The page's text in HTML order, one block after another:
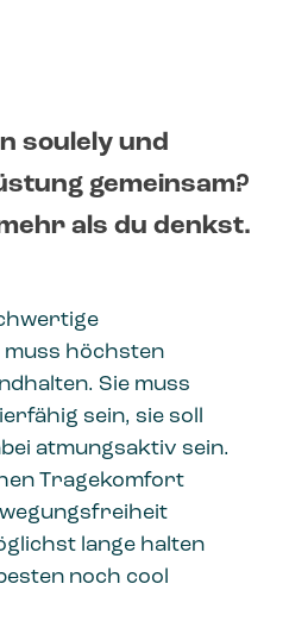
soulely und
gemeinsam?
als du denkst.
höchsten
Sie muss
sein, sie soll
atmungsaktiv sein.
Tragekomfort
lange halten
noch cool